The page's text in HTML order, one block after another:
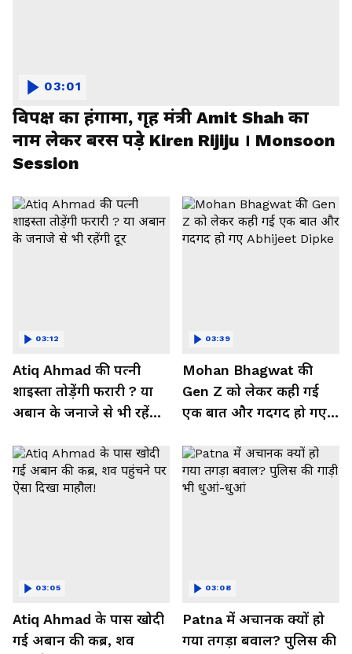
विपक्ष का हंगामा, गृह मंत्री Amit Shah का
नाम लेकर बरस पड़े Kiren Rijiju । Monsoon
Session
03:01
Atiq Ahmad की पत्नी
शाइस्ता तोड़ेंगी फरारी ? या
अबान के जनाजे से भी रहेंगी
03:12
Mohan Bhagwat की
Gen Z को लेकर कही गई
एक बात और गदगद हो गए
03:39
Atiq Ahmad के पास खोदी
गई अबान की कब्र, शव
03:05
Patna में अचानक क्यों हो
गया तगड़ा बवाल? पुलिस की
03:08